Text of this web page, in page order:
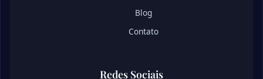
Blog
Contato
Redes Sociais